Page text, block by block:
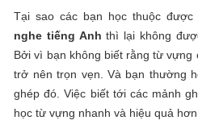
Tại sao các bạn học thuộc
nghe tiếng Anh thì lại không
Bởi vì bạn không biết rằng từ vựng
trở nên trọn vẹn. Và bạn thường
ghép đó. Việc biết tới các mảnh
học từ vựng nhanh và hiệu quả